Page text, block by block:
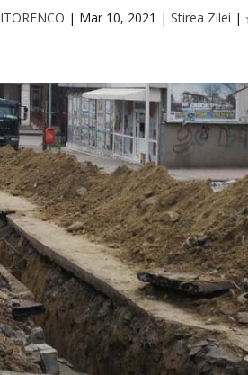
| Mar 10, 2021 | Stirea Zilei |